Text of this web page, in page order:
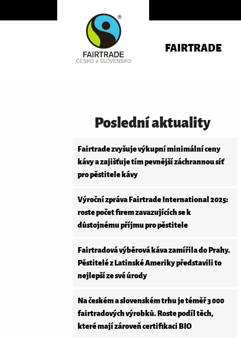
FAIRTRADE
Poslední aktuality
Fairtrade zvyšuje výkupní minimální ceny
kávy a zajišťuje tím pevnější záchrannou síť
pro pěstitele kávy
Výroční zpráva Fairtrade International 2025:
roste počet firem zavazujících se k
důstojnému příjmu pro pěstitele
Fairtradová výběrová káva zamířila do Prahy.
Pěstitelé z Latinské Ameriky představili to
nejlepší ze své úrody
Na českém a slovenském trhu je téměř 3 000
fairtradových výrobků. Roste podíl těch,
které mají zároveň certifikaci BIO